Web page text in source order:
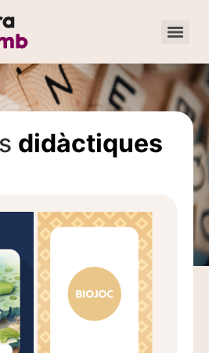
didàctiques